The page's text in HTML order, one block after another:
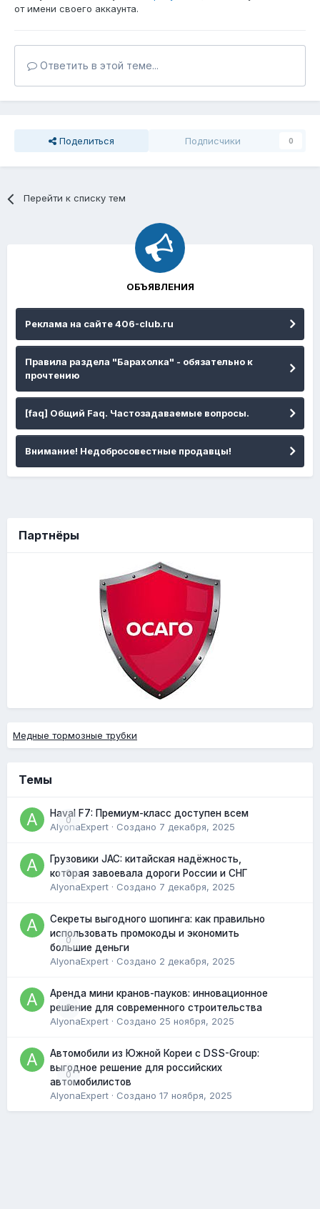
от имени своего аккаунта.
Ответить в этой теме...
Поделиться Подписчики 0
Перейти к списку тем
ОБЪЯВЛЕНИЯ
Реклама на сайте 406-club.ru
Правила раздела "Барахолка" - обязательно к
прочтению
[faq] Общий Faq. Частозадаваемые вопросы.
Внимание! Недобросовестные продавцы!
Партнёры
Медные тормозные трубки
Темы
0
Haval F7: Премиум-класс доступен всем
AlyonaExpert · Создано 7 декабря, 2025
0
Грузовики JAC: китайская надёжность,
которая завоевала дороги России и СНГ
AlyonaExpert · Создано 7 декабря, 2025
0
Секреты выгодного шопинга: как правильно
использовать промокоды и экономить
большие деньги
AlyonaExpert · Создано 2 декабря, 2025
0
Аренда мини кранов-пауков: инновационное
решение для современного строительства
AlyonaExpert · Создано 25 ноября, 2025
0
Автомобили из Южной Кореи с DSS-Group:
выгодное решение для российских
автомобилистов
AlyonaExpert · Создано 17 ноября, 2025